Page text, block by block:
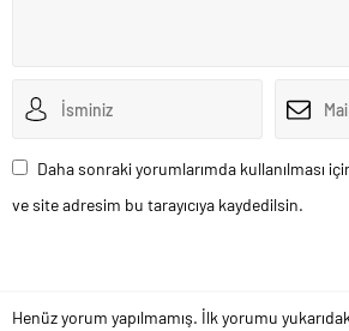
Daha sonraki yorumlarımda kullanılması
ve site adresim bu tarayıcıya kaydedilsin.
Henüz yorum yapılmamış. İlk yorumu